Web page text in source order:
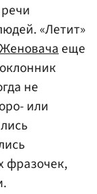
«Летит»
еще
не
или
фразочек,